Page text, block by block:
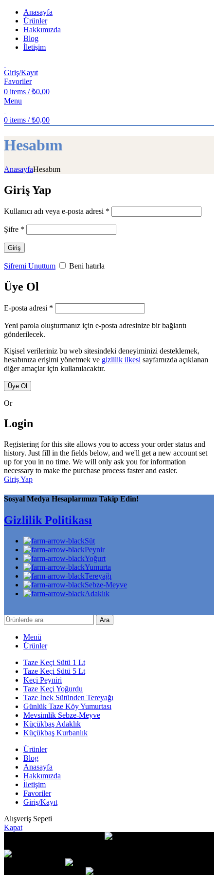
Anasayfa
Ürünler
Hakkımızda
Blog
İletişim
Giriş/Kayıt
Favoriler
0 items / ₺0,00
Menu
0 items / ₺0,00
Hesabım
AnasayfaHesabım
Giriş Yap
Kullanıcı adı veya e-posta adresi *
Şifre *
Giriş
Şifremi Unuttum Beni hatırla
Üye Ol
E-posta adresi *
Yeni parola oluşturmanız için e-posta adresinize bir bağlantı
gönderilecek.
Kişisel verileriniz bu web sitesindeki deneyiminizi desteklemek,
hesabınıza erişimi yönetmek ve gizlilik ilkesi sayfamızda açıklanan
diğer amaçlar için kullanılacaktır.
Üye Ol
Or
Login
Registering for this site allows you to access your order status and
history. Just fill in the fields below, and we'll get a new account set
up for you in no time. We will only ask you for information
necessary to make the purchase process faster and easier.
Giriş Yap
Sosyal Medya Hesaplarımızı Takip Edin!
Gizlilik Politikası
Süt
Peynir
Yoğurt
Yumurta
Tereyağı
Sebze-Meyve
Adaklık
Ara
Menü
Ürünler
Taze Keçi Sütü 1 Lt
Taze Keçi Sütü 5 Lt
Keçi Peyniri
Taze Keçi Yoğurdu
Taze İnek Sütünden Tereyağı
Günlük Taze Köy Yumurtası
Mevsimlik Sebze-Meyve
Küçükbaş Adaklık
Küçükbaş Kurbanlık
Ürünler
Blog
Anasayfa
Hakkımızda
İletişim
Favoriler
Giriş/Kayıt
Alışveriş Sepeti
Kapat